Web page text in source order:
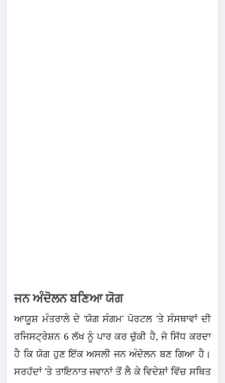
ਜਨ ਅੰਦੋਲਨ ਬਣਿਆ ਯੋਗ
ਆਯੂਸ਼ ਮੰਤਰਾਲੇ ਦੇ 'ਯੋਗ ਸੰਗਮ' ਪੋਰਟਲ 'ਤੇ ਸੰਸਥਾਵਾਂ ਦੀ
ਰਜਿਸਟ੍ਰੇਸ਼ਨ 6 ਲੱਖ ਨੂੰ ਪਾਰ ਕਰ ਚੁੱਕੀ ਹੈ, ਜੋ ਸਿੱਧ ਕਰਦਾ
ਹੈ ਕਿ ਯੋਗ ਹੁਣ ਇੱਕ ਅਸਲੀ ਜਨ ਅੰਦੋਲਨ ਬਣ ਗਿਆ ਹੈ।
ਸਰਹੱਦਾਂ 'ਤੇ ਤਾਇਨਾਤ ਜਵਾਨਾਂ ਤੋਂ ਲੈ ਕੇ ਵਿਦੇਸ਼ਾਂ ਵਿੱਚ ਸਥਿਤ